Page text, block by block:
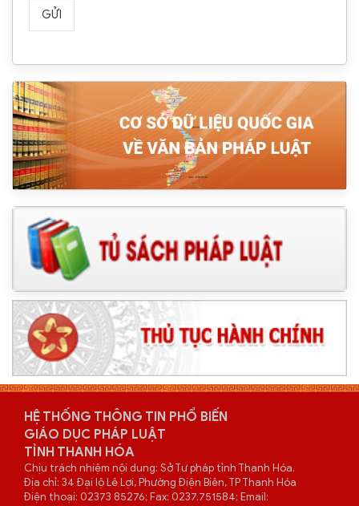
GỬI
HỆ THỐNG THÔNG TIN PHỔ BIẾN
GIÁO DỤC PHÁP LUẬT
TỈNH THANH HÓA
Chịu trách nhiệm nội dung: Sở Tư pháp tỉnh Thanh Hóa.
Địa chỉ: 34 Đại lộ Lê Lợi, Phường Điện Biên, TP Thanh Hóa
Điện thoại: 02373 85276; Fax: 0237.751584; Email: